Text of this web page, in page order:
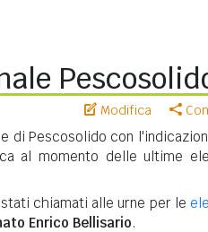
Modifica
di Pescosolido con
al momento delle ultime
chiamati alle urne per le
Enrico Bellisario.